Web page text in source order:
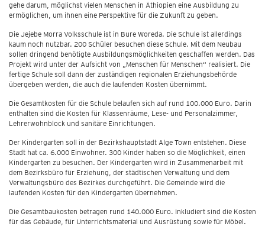
gehe darum, möglichst vielen Menschen in Äthiopien eine Ausbildung zu
ermöglichen, um ihnen eine Perspektive für die Zukunft zu geben.
Die Jejebe Morra Volksschule ist in Bure Woreda. Die Schule ist allerdings
kaum noch nutzbar. 200 Schüler besuchen diese Schule. Mit dem Neubau
sollen dringend benötigte Ausbildungsmöglichkeiten geschaffen werden. Das
Projekt wird unter der Aufsicht von „Menschen für Menschen“ realisiert. Die
fertige Schule soll dann der zuständigen regionalen Erziehungsbehörde
übergeben werden, die auch die laufenden Kosten übernimmt.
Die Gesamtkosten für die Schule belaufen sich auf rund 100.000 Euro. Darin
enthalten sind die Kosten für Klassenräume, Lese- und Personalzimmer,
Lehrerwohnblock und sanitäre Einrichtungen.
Der Kindergarten soll in der Bezirkshauptstadt Alge Town entstehen. Diese
Stadt hat ca. 6.000 Einwohner. 300 Kinder haben so die Möglichkeit, einen
Kindergarten zu besuchen. Der Kindergarten wird in Zusammenarbeit mit
dem Bezirksbüro für Erziehung, der städtischen Verwaltung und dem
Verwaltungsbüro des Bezirkes durchgeführt. Die Gemeinde wird die
laufenden Kosten für den Kindergarten übernehmen.
Die Gesamtbaukosten betragen rund 140.000 Euro. Inkludiert sind die Kosten
für das Gebäude, für Unterrichtsmaterial und Ausrüstung sowie für Möbel.